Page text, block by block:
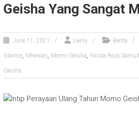
Geisha Yang Sangat
June 11, 2021 Lienly Berita
Glamor, Mhewan Momo Geisha Nicola Reza
Geisha